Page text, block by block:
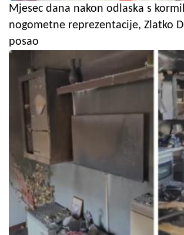
Mjesec dana nakon odlaska s
nogometne reprezentacije, Zlatko
posao